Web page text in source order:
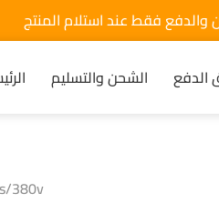
والدفع فقط عند استلام المنتج
الشحن والتسليم الدفع
380v